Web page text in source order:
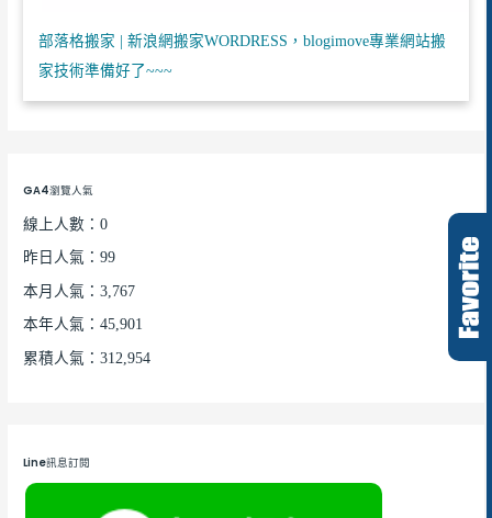
部落格搬家 | 新浪網搬家WORDRESS，blogimove專業網站搬
家技術準備好了~~~
GA4瀏覽人氣
線上人數：0
昨日人氣：99
本月人氣：3,767
本年人氣：45,901
累積人氣：312,954
Line訊息訂閱